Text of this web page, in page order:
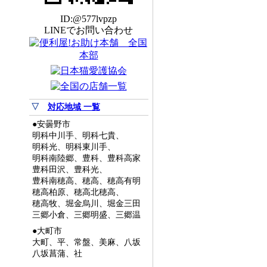
ID:@577lvpzp
LINEでお問い合わせ
▽ 対応地域 一覧
●安曇野市
明科中川手、明科七貴、
明科光、明科東川手、
明科南陸郷、豊科、豊科高家
豊科田沢、豊科光、
豊科南穂高、穂高、穂高有明
穂高柏原、穂高北穂高、
穂高牧、堀金烏川、堀金三田
三郷小倉、三郷明盛、三郷温
●大町市
大町、平、常盤、美麻、八坂
八坂菖蒲、社